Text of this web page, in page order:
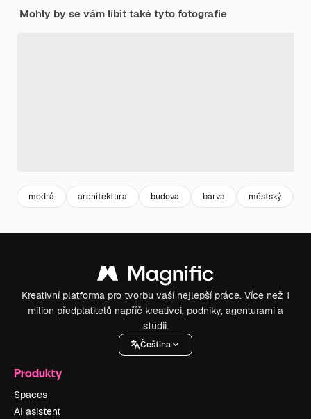
Mohly by se vám líbit také tyto fotografie
modrá architektura budova barva městský
Kreativní platforma pro tvorbu vaší nejlepší práce. Více než 1
milion předplatitelů napříč kreativci, podniky, agenturami a
studii.
Čeština
Produkty
Spaces
AI asistent